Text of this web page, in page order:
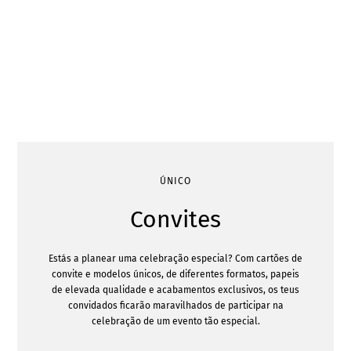
ÚNICO
Convites
Estás a planear uma celebração especial? Com cartões de
convite e modelos únicos, de diferentes formatos, papeis
de elevada qualidade e acabamentos exclusivos, os teus
convidados ficarão maravilhados de participar na
celebração de um evento tão especial.